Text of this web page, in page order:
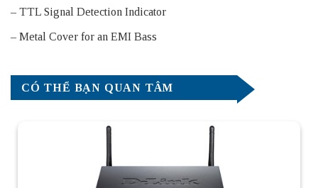
– TTL Signal Detection Indicator
– Metal Cover for an EMI Bass
CÓ THỂ BẠN QUAN TÂM